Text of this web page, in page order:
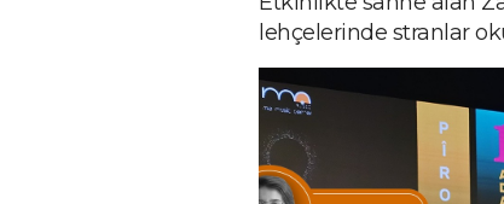
lehçelerinde stranlar